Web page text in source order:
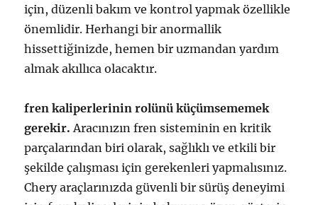
için, düzenli bakım ve kontrol yapmak özellikle
önemlidir. Herhangi bir anormallik
hissettiğinizde, hemen bir uzmandan yardım
almak akıllıca olacaktır.
fren kaliperlerinin rolünü küçümsememek
gerekir. Aracınızın fren sisteminin en kritik
parçalarından biri olarak, sağlıklı ve etkili bir
şekilde çalışması için gerekenleri yapmalısınız.
Chery araçlarınızda güvenli bir sürüş deneyimi